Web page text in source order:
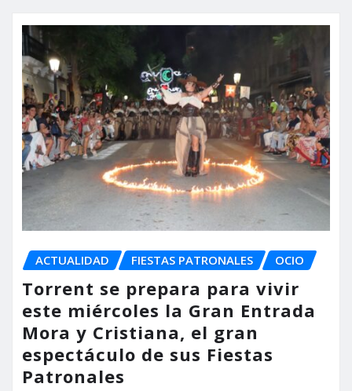
ACTUALIDAD FIESTAS PATRONALES OCIO
Torrent se prepara para vivir
este miércoles la Gran Entrada
Mora y Cristiana, el gran
espectáculo de sus Fiestas
Patronales